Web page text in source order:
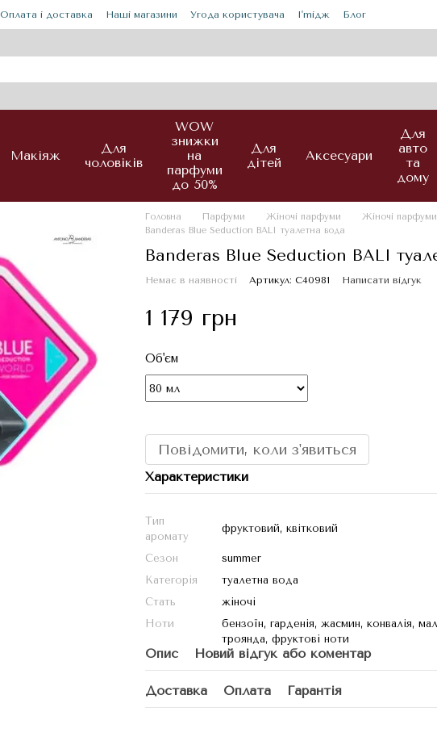
Оплата і доставка Наші магазини Угода користувача I'mідж Блог
Макіяж
Для
чоловіків
WOW
знижки
на
парфуми
до 50%
Для
дітей
Аксесуари
Для
авто
та
дому
Головна Парфуми Жіночі парфуми
Жіночі
Banderas Blue Seduction BALI туалетна вода
Banderas Blue Seduction BALI
Немає в наявності Артикул: С40981 Написати відгук
1 179 грн
Об'єм
Повідомити, коли з'явиться
Характеристики
Тип
аромату
фруктовий, квітковий
Сезон
summer
Категорія
туалетна вода
Стать
жіночі
Ноти
бензоїн, гарденія, жасмин, конвалія,
троянда, фруктові ноти
Опис Новий відгук або коментар
Доставка Оплата Гарантія